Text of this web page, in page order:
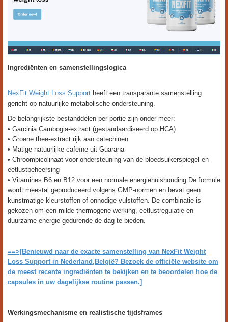
Ingrediënten en samenstellingslogica
NexFit Weight Loss Support heeft een transparante samenstelling
gericht op natuurlijke metabolische ondersteuning.
De belangrijkste bestanddelen per portie zijn onder meer:
• Garcinia Cambogia-extract (gestandaardiseerd op HCA)
• Groene thee-extract rijk aan catechinen
• Matige natuurlijke cafeïne uit Guarana
• Chroompicolinaat voor ondersteuning van de bloedsuikerspiegel en
eetlustbeheersing
• Vitamines B6 en B12 voor een normale energiehuishouding De formule
wordt meestal geproduceerd volgens GMP-normen en bevat geen
kunstmatige kleurstoffen of onnodige vulstoffen. De combinatie is
gekozen om een milde thermogene werking, eetlustregulatie en
duurzame energie gedurende de dag te bieden.
==>[Benieuwd naar de exacte samenstelling van NexFit Weight
Loss Support in Nederland,België? Bezoek de officiële website om
de meest recente ingrediënten te bekijken en te beoordelen hoe de
capsules in uw dagelijkse routine passen.]
Werkingsmechanisme en realistische tijdsframes